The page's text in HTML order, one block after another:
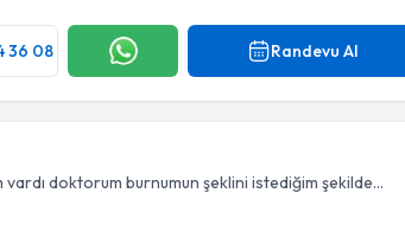
36 08 Randevu Al
doktorum burnumun şeklini istediğim şekilde...